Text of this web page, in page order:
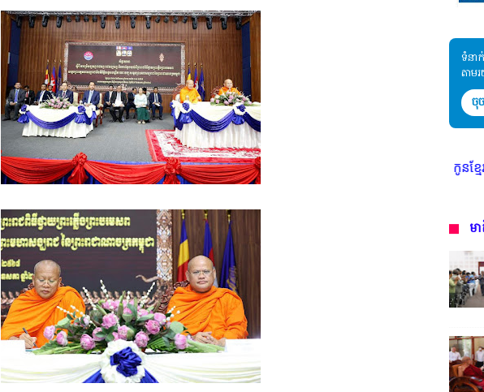
ទំនា
តាម
ចុ
* អង្គភាពសារព័ត៌មាន"ជីវិតកូនខ្មែរ" ជាអង្គភាពមានច្ប
ម